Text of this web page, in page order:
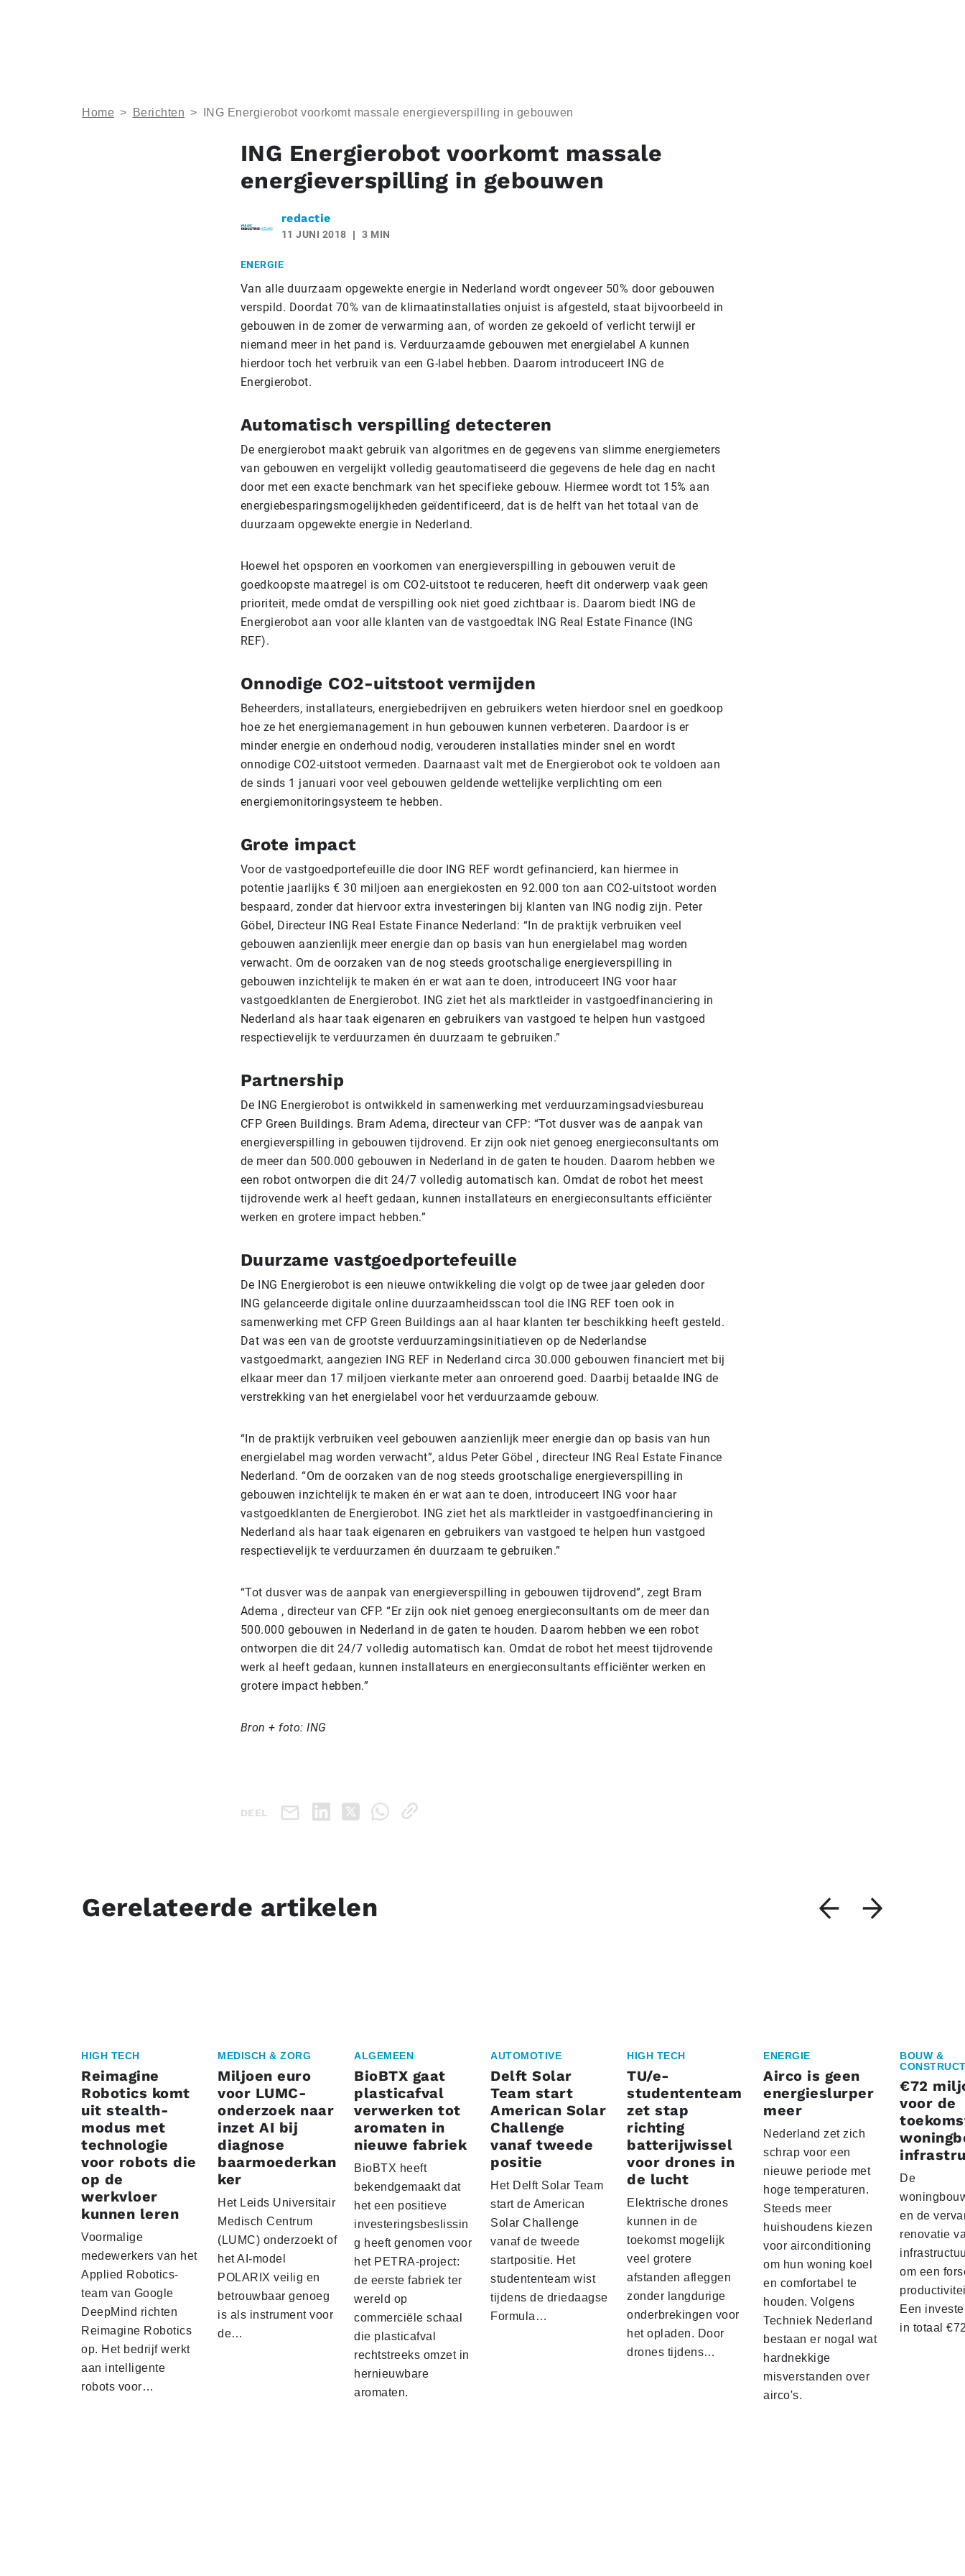
Home > Berichten > ING Energierobot voorkomt massale energieverspilling in gebouwen
ING Energierobot voorkomt massale
energieverspilling in gebouwen
redactie
11 JUNI 2018 3 MIN
ENERGIE
Van alle duurzaam opgewekte energie in Nederland wordt ongeveer 50% door gebouwen
verspild. Doordat 70% van de klimaatinstallaties onjuist is afgesteld, staat bijvoorbeeld in
gebouwen in de zomer de verwarming aan, of worden ze gekoeld of verlicht terwijl er
niemand meer in het pand is. Verduurzaamde gebouwen met energielabel A kunnen
hierdoor toch het verbruik van een G-label hebben. Daarom introduceert ING de
Energierobot.
Automatisch verspilling detecteren
De energierobot maakt gebruik van algoritmes en de gegevens van slimme energiemeters
van gebouwen en vergelijkt volledig geautomatiseerd die gegevens de hele dag en nacht
door met een exacte benchmark van het specifieke gebouw. Hiermee wordt tot 15% aan
energiebesparingsmogelijkheden geïdentificeerd, dat is de helft van het totaal van de
duurzaam opgewekte energie in Nederland.
Hoewel het opsporen en voorkomen van energieverspilling in gebouwen veruit de
goedkoopste maatregel is om CO2-uitstoot te reduceren, heeft dit onderwerp vaak geen
prioriteit, mede omdat de verspilling ook niet goed zichtbaar is. Daarom biedt ING de
Energierobot aan voor alle klanten van de vastgoedtak ING Real Estate Finance (ING
REF).
Onnodige CO2-uitstoot vermijden
Beheerders, installateurs, energiebedrijven en gebruikers weten hierdoor snel en goedkoop
hoe ze het energiemanagement in hun gebouwen kunnen verbeteren. Daardoor is er
minder energie en onderhoud nodig, verouderen installaties minder snel en wordt
onnodige CO2-uitstoot vermeden. Daarnaast valt met de Energierobot ook te voldoen aan
de sinds 1 januari voor veel gebouwen geldende wettelijke verplichting om een
energiemonitoringsysteem te hebben.
Grote impact
Voor de vastgoedportefeuille die door ING REF wordt gefinancierd, kan hiermee in
potentie jaarlijks € 30 miljoen aan energiekosten en 92.000 ton aan CO2-uitstoot worden
bespaard, zonder dat hiervoor extra investeringen bij klanten van ING nodig zijn. Peter
Göbel, Directeur ING Real Estate Finance Nederland: “In de praktijk verbruiken veel
gebouwen aanzienlijk meer energie dan op basis van hun energielabel mag worden
verwacht. Om de oorzaken van de nog steeds grootschalige energieverspilling in
gebouwen inzichtelijk te maken én er wat aan te doen, introduceert ING voor haar
vastgoedklanten de Energierobot. ING ziet het als marktleider in vastgoedfinanciering in
Nederland als haar taak eigenaren en gebruikers van vastgoed te helpen hun vastgoed
respectievelijk te verduurzamen én duurzaam te gebruiken.”
Partnership
De ING Energierobot is ontwikkeld in samenwerking met verduurzamingsadviesbureau
CFP Green Buildings. Bram Adema, directeur van CFP: “Tot dusver was de aanpak van
energieverspilling in gebouwen tijdrovend. Er zijn ook niet genoeg energieconsultants om
de meer dan 500.000 gebouwen in Nederland in de gaten te houden. Daarom hebben we
een robot ontworpen die dit 24/7 volledig automatisch kan. Omdat de robot het meest
tijdrovende werk al heeft gedaan, kunnen installateurs en energieconsultants efficiënter
werken en grotere impact hebben.”
Duurzame vastgoedportefeuille
De ING Energierobot is een nieuwe ontwikkeling die volgt op de twee jaar geleden door
ING gelanceerde digitale online duurzaamheidsscan tool die ING REF toen ook in
samenwerking met CFP Green Buildings aan al haar klanten ter beschikking heeft gesteld.
Dat was een van de grootste verduurzamingsinitiatieven op de Nederlandse
vastgoedmarkt, aangezien ING REF in Nederland circa 30.000 gebouwen financiert met bij
elkaar meer dan 17 miljoen vierkante meter aan onroerend goed. Daarbij betaalde ING de
verstrekking van het energielabel voor het verduurzaamde gebouw.
“In de praktijk verbruiken veel gebouwen aanzienlijk meer energie dan op basis van hun
energielabel mag worden verwacht”, aldus Peter Göbel , directeur ING Real Estate Finance
Nederland. “Om de oorzaken van de nog steeds grootschalige energieverspilling in
gebouwen inzichtelijk te maken én er wat aan te doen, introduceert ING voor haar
vastgoedklanten de Energierobot. ING ziet het als marktleider in vastgoedfinanciering in
Nederland als haar taak eigenaren en gebruikers van vastgoed te helpen hun vastgoed
respectievelijk te verduurzamen én duurzaam te gebruiken.”
“Tot dusver was de aanpak van energieverspilling in gebouwen tijdrovend”, zegt Bram
Adema , directeur van CFP. “Er zijn ook niet genoeg energieconsultants om de meer dan
500.000 gebouwen in Nederland in de gaten te houden. Daarom hebben we een robot
ontworpen die dit 24/7 volledig automatisch kan. Omdat de robot het meest tijdrovende
werk al heeft gedaan, kunnen installateurs en energieconsultants efficiënter werken en
grotere impact hebben.”
Bron + foto: ING
DEEL
Gerelateerde artikelen
HIGH TECH
Reimagine
Robotics komt
uit stealth-
modus met
technologie
voor robots die
op de
werkvloer
kunnen leren
Voormalige
medewerkers van het
Applied Robotics-
team van Google
DeepMind richten
Reimagine Robotics
op. Het bedrijf werkt
aan intelligente
robots voor…
MEDISCH & ZORG
Miljoen euro
voor LUMC-
onderzoek naar
inzet AI bij
diagnose
baarmoederkan
ker
Het Leids Universitair
Medisch Centrum
(LUMC) onderzoekt of
het AI-model
POLARIX veilig en
betrouwbaar genoeg
is als instrument voor
de…
ALGEMEEN
BioBTX gaat
plasticafval
verwerken tot
aromaten in
nieuwe fabriek
BioBTX heeft
bekendgemaakt dat
het een positieve
investeringsbeslissin
g heeft genomen voor
het PETRA-project:
de eerste fabriek ter
wereld op
commerciële schaal
die plasticafval
rechtstreeks omzet in
hernieuwbare
aromaten.
AUTOMOTIVE
Delft Solar
Team start
American Solar
Challenge
vanaf tweede
positie
Het Delft Solar Team
start de American
Solar Challenge
vanaf de tweede
startpositie. Het
studententeam wist
tijdens de driedaagse
Formula…
HIGH TECH
TU/e-
studententeam
zet stap
richting
batterijwissel
voor drones in
de lucht
Elektrische drones
kunnen in de
toekomst mogelijk
veel grotere
afstanden afleggen
zonder langdurige
onderbrekingen voor
het opladen. Door
drones tijdens…
ENERGIE
Airco is geen
energieslurper
meer
Nederland zet zich
schrap voor een
nieuwe periode met
hoge temperaturen.
Steeds meer
huishoudens kiezen
voor airconditioning
om hun woning koel
en comfortabel te
houden. Volgens
Techniek Nederland
bestaan er nogal wat
hardnekkige
misverstanden over
airco's.
BOUW &
€72
voor de
De
en de
renovatie
om een
Een
in totaal